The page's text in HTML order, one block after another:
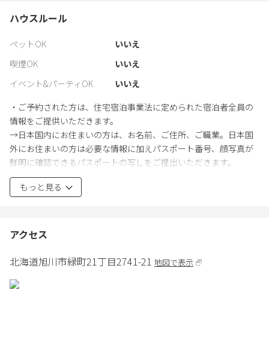
ハウスルール
ペットOK
いいえ
喫煙OK
いいえ
イベント&パーティOK
いいえ
・ご予約された方は、住宅宿泊事業法に定められた宿泊者全員の
情報をご提供いただきます。
→日本国内にお住まいの方は、お名前、ご住所、ご職業。日本国
外にお住まいの方は必要な情報に加えパスポート番号、顔写真が
鮮明に確認できるパスポートの写しをご提出いただきます。
・騒音禁止
・建物内は土足厳禁
・レイトチェックアウトはチェックアウト日前日15時までにご連
・敷地内全面禁煙
イン1週間前までにご連絡ください。それ以降は人数変更による返
もっと見る
アクセス
北海道旭川市緑町21丁目2741-21 地図で表示